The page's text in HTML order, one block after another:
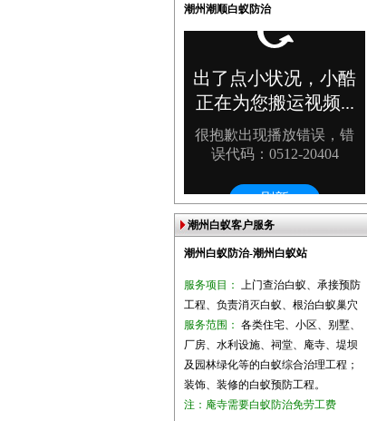
潮州潮顺白蚁防治
潮州白蚁客户服务
潮州白蚁防治-潮州白蚁站
服务项目： 上门查治白蚁、承接预防
工程、负责消灭白蚁、根治白蚁巢穴
服务范围： 各类住宅、小区、别墅、
厂房、水利设施、祠堂、庵寺、堤坝
及园林绿化等的白蚁综合治理工程；
装饰、装修的白蚁预防工程。
注：庵寺需要白蚁防治免劳工费